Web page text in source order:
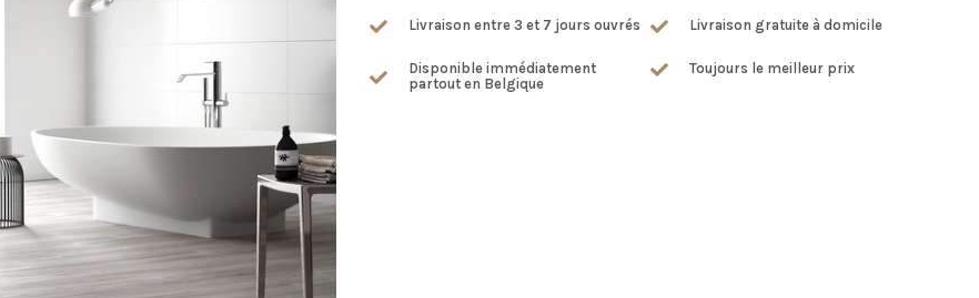
Livraison entre 3 et 7 jours ouvrés Livraison gratuite à domicile
Disponible immédiatement
partout en Belgique
Toujours le meilleur prix